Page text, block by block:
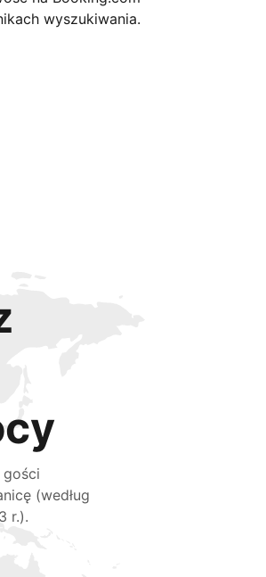
wyszukiwania.
(według
r.).